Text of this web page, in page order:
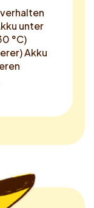
unter
°C)
Akku